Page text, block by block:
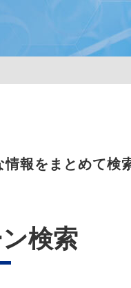
情報をまとめて検
検索